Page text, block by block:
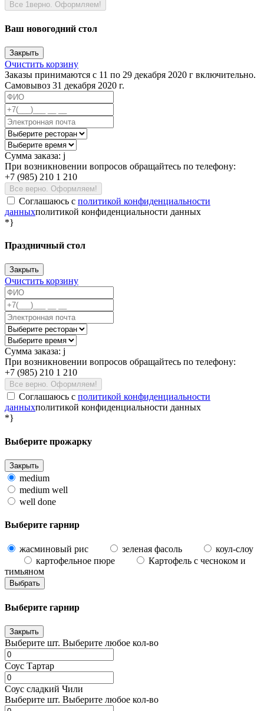
Все 1верно. Оформляем!
Ваш новогодний стол
Закрыть
Очистить корзину
Заказы принимаются с 11 по 29 декабря 2020 г включительно.
Самовывоз 31 декабря 2020 г.
Сумма заказа: j
При возникновении вопросов обращайтесь по телефону:
+7 (985) 210 1 210
Все верно. Оформляем!
Соглашаюсь c политикой конфиденциальности
данныхполитикой конфиденциальности данных
*}
Праздничный стол
Закрыть
Очистить корзину
Сумма заказа: j
При возникновении вопросов обращайтесь по телефону:
+7 (985) 210 1 210
Все верно. Оформляем!
Соглашаюсь c политикой конфиденциальности
данныхполитикой конфиденциальности данных
*}
Выберите прожарку
Закрыть
medium
medium well
well done
Выберите гарнир
жасминовый рис зеленая фасоль
коул-слоу
картофельное пюре
Картофель с чесноком и
тимьяном
Выбрать
Выберите гарнир
Закрыть
Выберите шт. Выберите любое кол-во
Соус Тартар
Соус сладкий Чили
Выберите шт. Выберите любое кол-во